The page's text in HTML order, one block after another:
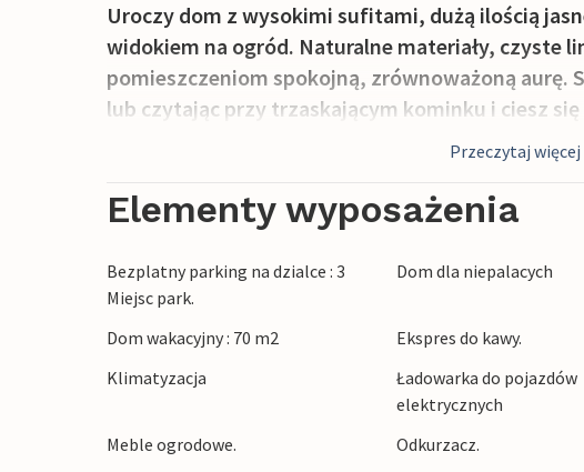
Uroczy dom z wysokimi sufitami, dużą ilością
widokiem na ogród. Naturalne materiały, czyste
pomieszczeniom spokojną, zrównoważoną aurę.
lub czytając przy trzaskającym kominku i ciesz
Wyjdź na piękny taras z poranną kawą i ciesz się
w promieniach słońca, posłuchaj śpiewu ptaków
kąpiel w fińskiej drewnianej wannie i zakończ
Wybierz się na spokojny spacer na plażę w
długim spacerem wzdłuż łagodnego wybrzeża.
historyczną twierdzą Hals Skanse lub wybierz się
tereny Jutlandii Północnej. Odwiedź Aalborg z
promenadą wzdłuż Limfjordu i tętniącym
Przeczytaj więcej
Elementy wyposażenia
Bezplatny parking na dzialce : 3
Miejsc park.
Dom dla niepalacych
Dom wakacyjny : 70 m2 Ekspres do kawy.
Klimatyzacja
Ładowarka do pojazdów
elektrycznych
Meble ogrodowe. Odkurzacz.